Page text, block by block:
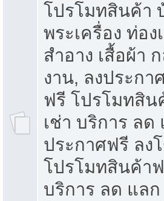
โปรโมทสินค้า
พระเครื่อง ท่อง
สำอาง เสื้อผ้า
งาน, ลงประก
ฟรี โปรโมทสิ
เช่า บริการ ลด
ประกาศฟรี ล
โปรโมทสินค้า
บริการ ลด แล